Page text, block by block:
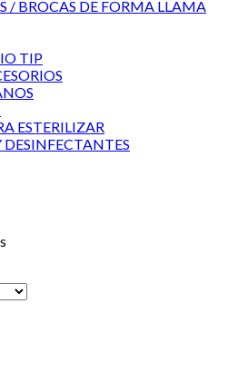
/ BROCAS DE FORMA LLAMA
TIP
ESTERILIZAR
DESINFECTANTES